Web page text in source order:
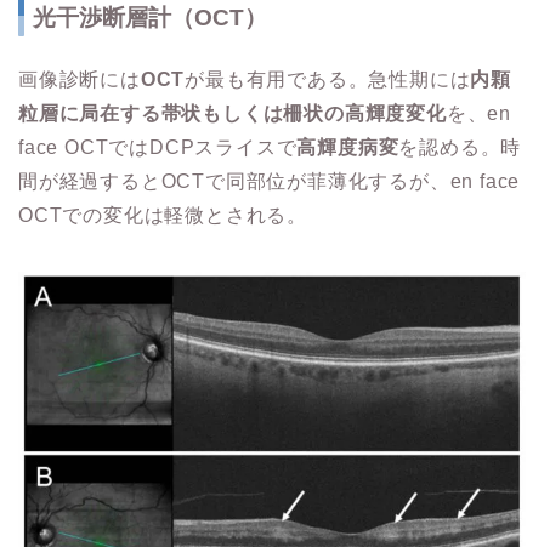
光干渉断層計（OCT）
画像診断にはOCTが最も有用である。急性期には内顆
粒層に局在する帯状もしくは柵状の高輝度変化を、en
face OCTではDCPスライスで高輝度病変を認める。時
間が経過するとOCTで同部位が菲薄化するが、en face
OCTでの変化は軽微とされる。